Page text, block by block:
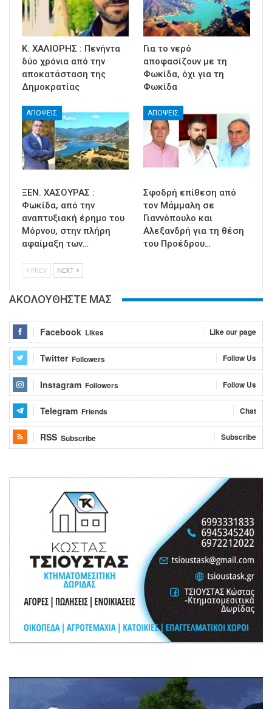
Κ. ΧΑΛΙΟΡΗΣ : Πενήντα
δύο χρόνια από την
αποκατάσταση της
Δημοκρατίας
Για το νερό
αποφασίζουν με τη
Φωκίδα, όχι για τη
Φωκίδα
ΑΠΟΨΕΙΣ
ΞΕΝ. ΧΑΣΟΥΡΑΣ :
Φωκίδα, από την
αναπτυξιακή έρημο του
Μόρνου, στην πλήρη
αφαίμαξη των…
ΑΠΟΨΕΙΣ
Σφοδρή επίθεση από
τον Μάμμαλη σε
Γιαννόπουλο και
Αλεξανδρή για τη θέση
του Προέδρου…
PREV NEXT
ΑΚΟΛΟΥΘΗΣΤΕ ΜΑΣ
Facebook Likes Like our page
Twitter Followers Follow Us
Instagram Followers Follow Us
Telegram Friends Chat
RSS Subscribe Subscribe